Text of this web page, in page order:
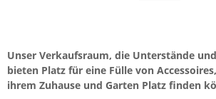
Unser Verkaufsraum, die Unterstände
bieten Platz für eine Fülle von
ihrem Zuhause und Garten Platz finden